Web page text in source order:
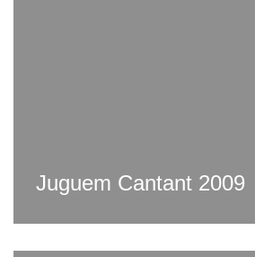
Juguem Cantant 2009